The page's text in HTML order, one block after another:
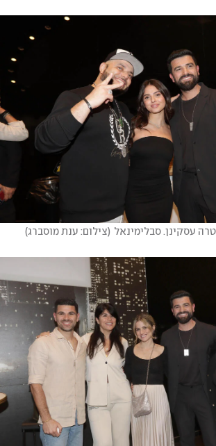
עסקינן. סבלימינאל (צילום: ענת מוסברג)